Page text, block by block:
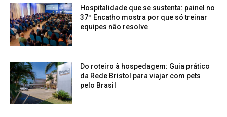
Hospitalidade que se sustenta: painel no
37º Encatho mostra por que só treinar
equipes não resolve
Do roteiro à hospedagem: Guia prático
da Rede Bristol para viajar com pets
pelo Brasil